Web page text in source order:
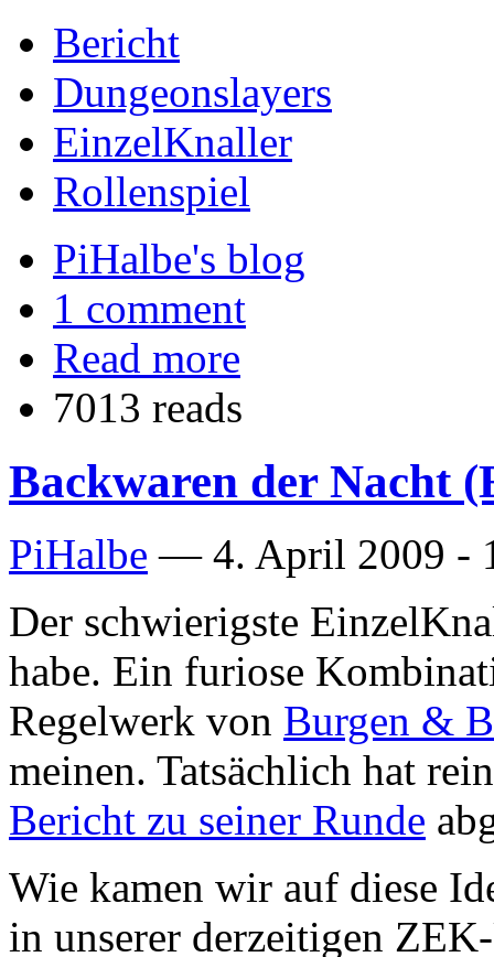
Bericht
Dungeonslayers
EinzelKnaller
Rollenspiel
PiHalbe's blog
1 comment
Read more
7013 reads
Backwaren der Nacht
PiHalbe — 4. April 2009 -
Der schwierigste
habe. Ein furiose
Regelwerk von Burgen &
meinen. Tatsächlich hat
Bericht zu seiner Runde
Wie kamen wir auf diese
in unserer derzeitigen